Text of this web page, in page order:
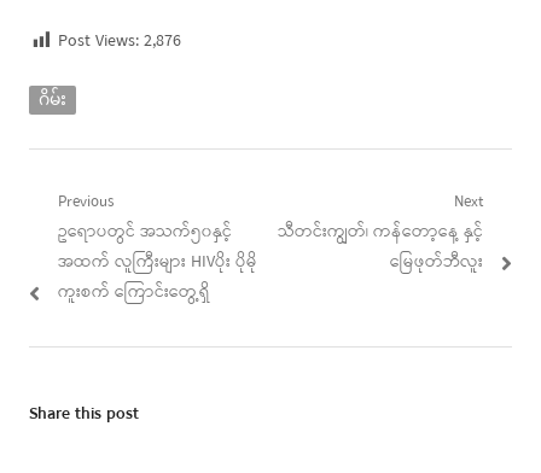
Post Views:2,876
ဂိမ်း
Post
navigation
Previous
Previous
post:
ဥရောပတွင် အသက်၅၀နှင့်
အထက် လူကြီးများ HIVပိုး ပိုမို
ကူးစက် ကြောင်းတွေ့ရှိ
Next
Next
သီတင်းကျွတ်၊ ကန်တော့နေ့ နှင့်
မြေဖုတ်ဘီလူး
Share this post